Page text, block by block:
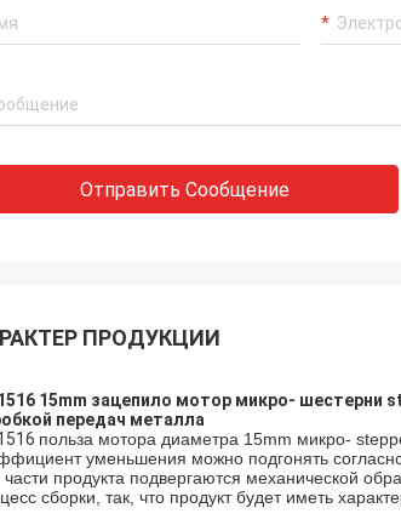
Отправить Сообщение
ПРОДУКЦИИ
15mm зацепило мотор микро- шестерни
передач металла
польза мотора диаметра 15mm микро-
уменьшения можно подгонять
части продукта подвергаются механической
сборки, так, что продукт будет иметь